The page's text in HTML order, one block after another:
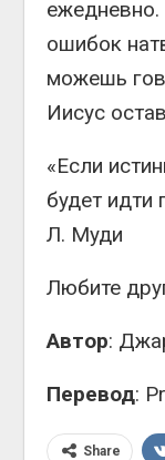
ошибок
можешь
Иисус
«Если
будет
Л. Муди
Любите
Автор:
Перевод:
Share